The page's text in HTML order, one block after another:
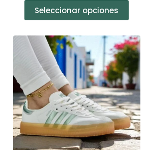
Seleccionar opciones
producto
tiene
variantes.
Las
opciones
pueden
elegir
en
la
página
de
producto